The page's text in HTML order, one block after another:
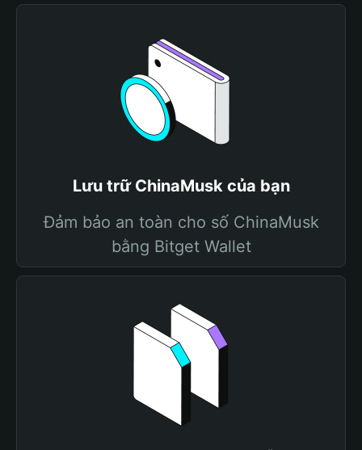
Lưu trữ ChinaMusk của bạn
Đảm bảo an toàn cho số ChinaMusk
bằng Bitget Wallet